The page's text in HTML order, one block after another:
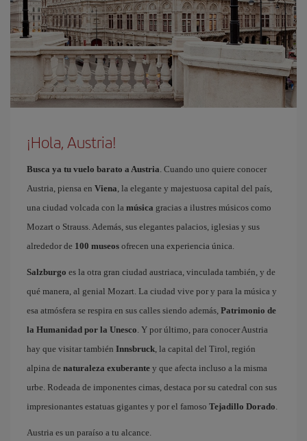
¡Hola, Austria!
Busca ya tu vuelo barato a Austria . Cuando uno quiere conocer
Austria, piensa en Viena , la elegante y majestuosa capital del país,
una ciudad volcada con la música gracias a ilustres músicos como
Mozart o Strauss. Además, sus elegantes palacios, iglesias y sus
alrededor de 100 museos ofrecen una experiencia única.
Salzburgo es la otra gran ciudad austriaca, vinculada también, y de
qué manera, al genial Mozart. La ciudad vive por y para la música y
esa atmósfera se respira en sus calles siendo además, Patrimonio de
la Humanidad por la Unesco . Y por último, para conocer Austria
hay que visitar también Innsbruck , la capital del Tirol, región
alpina de naturaleza exuberante y que afecta incluso a la misma
urbe. Rodeada de imponentes cimas, destaca por su catedral con sus
impresionantes estatuas gigantes y por el famoso Tejadillo Dorado
Austria es un paraíso a tu alcance.